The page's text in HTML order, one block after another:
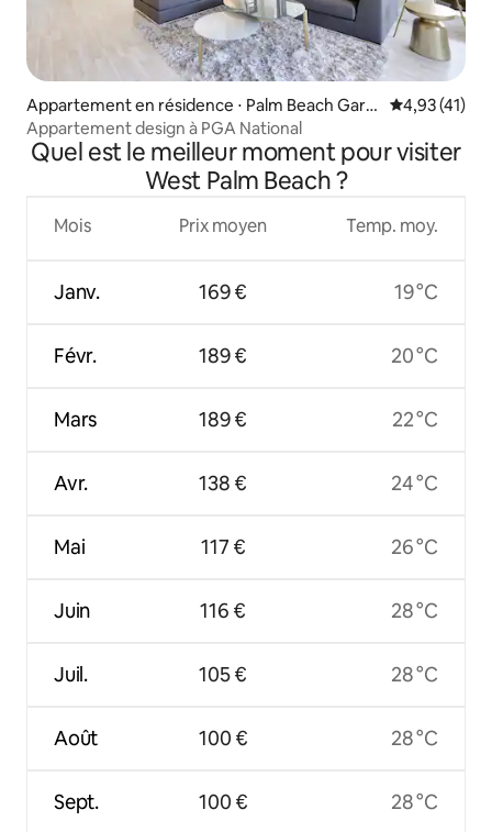
Appartement en résidence ⋅ Palm Beach Gard
ens
Évaluation
4,93 (41)
Appartement design à PGA National
Quel est le meilleur moment pour visiter
West Palm Beach ?
Mois
Janv.
Févr.
Mars
Avr.
Mai
Juin
Juil.
Août
Sept.
Prix moyen
169 €
189 €
189 €
138 €
117 €
116 €
105 €
100 €
100 €
Temp. moy.
19 °C
20 °C
22 °C
24 °C
26 °C
28 °C
28 °C
28 °C
28 °C